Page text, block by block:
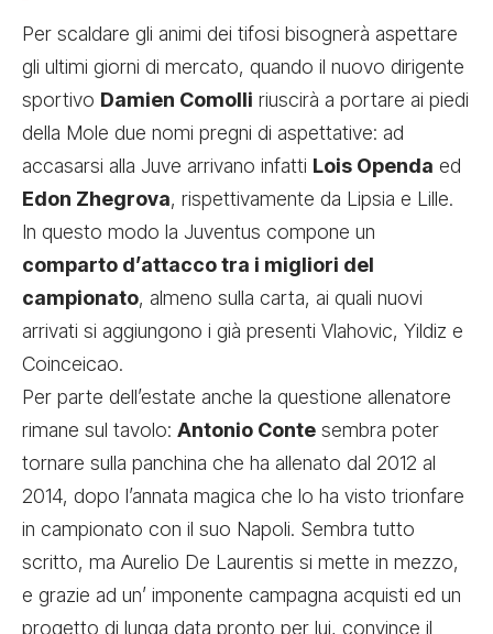
Per scaldare gli animi dei tifosi bisognerà aspettare
gli ultimi giorni di mercato, quando il nuovo dirigente
sportivo Damien Comolli riuscirà a portare ai piedi
della Mole due nomi pregni di aspettative: ad
accasarsi alla Juve arrivano infatti Lois Openda ed
Edon Zhegrova, rispettivamente da Lipsia e Lille.
In questo modo la Juventus compone un
comparto d’attacco tra i migliori del
campionato, almeno sulla carta, ai quali nuovi
arrivati si aggiungono i già presenti Vlahovic, Yildiz e
Coinceicao.
Per parte dell’estate anche la questione allenatore
rimane sul tavolo: Antonio Conte sembra poter
tornare sulla panchina che ha allenato dal 2012 al
2014, dopo l’annata magica che lo ha visto trionfare
in campionato con il suo Napoli. Sembra tutto
scritto, ma Aurelio De Laurentis si mette in mezzo,
e grazie ad un’ imponente campagna acquisti ed un
progetto di lunga data pronto per lui, convince il